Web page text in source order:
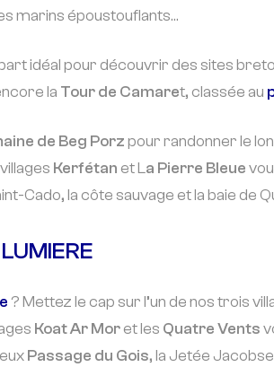
marins époustouflants…
idéal pour découvrir des sites
la Tour de Camaret, classée au
de Beg Porzpour randonner le
Kerfétan et La Pierre Bleue
Cado, la côte sauvage et la baie de
? Mettez le cap sur l’un de nos trois
Koat Ar Moret les Quatre Vents
Passage du Gois, la Jetée